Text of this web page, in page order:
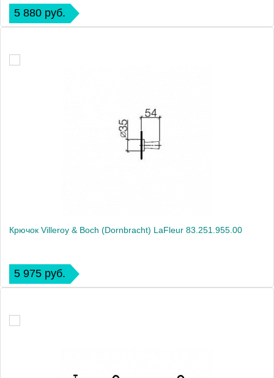
5 880 руб.
Крючок Villeroy & Boch (Dornbracht) LaFleur 83.251.955.00
5 975 руб.